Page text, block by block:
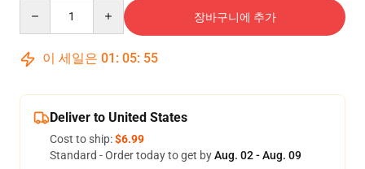
장바구니에 추가
이 세일은 01 : 05: 54
Deliver to United States
Cost to ship:$6.99
Standard - Order today to get byAug. 02 - Aug. 09